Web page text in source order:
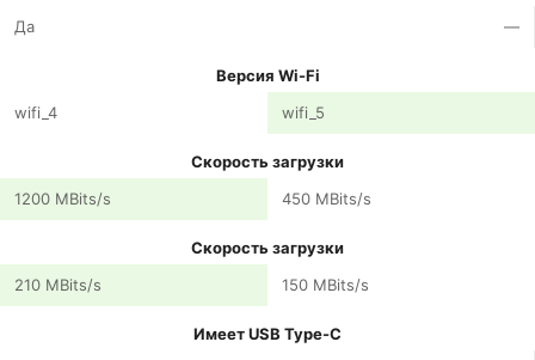
Да
—
Версия Wi-Fi
wifi_4
wifi_5
Скорость загрузки
1200 MBits/s
450 MBits/s
Скорость загрузки
210 MBits/s
150 MBits/s
Имеет USB Type-C